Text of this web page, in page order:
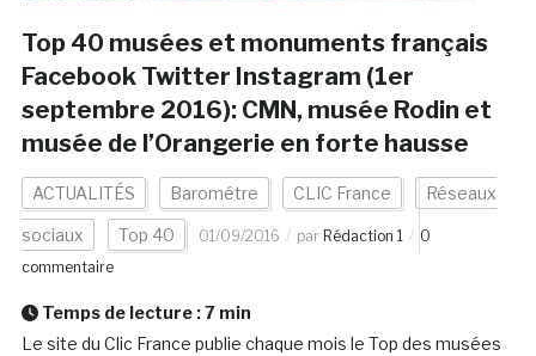
Top 40 musées et monuments français
Facebook Twitter Instagram (1er
septembre 2016): CMN, musée Rodin et
musée de l’Orangerie en forte hausse
ACTUALITÉS Barométre CLIC France Réseaux
sociaux Top 40 01/09/2016 par Rédaction 1
0
commentaire
Temps de lecture :7 min
Le site du Clic France publie chaque mois le Top des musées